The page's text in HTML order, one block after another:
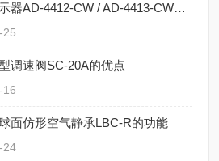
AND重量检测仪指示器AD-4412-CW / AD-4413-CW的特点
25
调速阀SC-20A的优点
16
面仿形空气静承LBC-R的功能
24